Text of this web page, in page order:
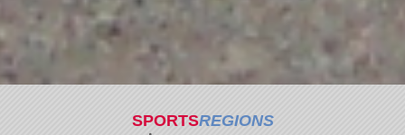
SPORTSREGIONS